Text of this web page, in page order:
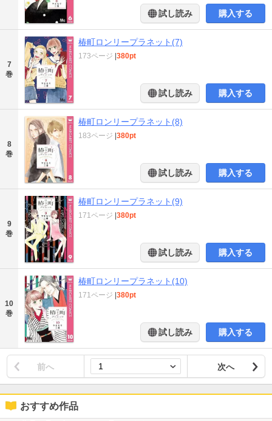
試し読み 購入する
7
巻
椿町ロンリープラネット(7)
173ページ 380pt
試し読み 購入する
8
巻
椿町ロンリープラネット(8)
183ページ 380pt
試し読み 購入する
9
巻
椿町ロンリープラネット(9)
171ページ 380pt
試し読み 購入する
10
巻
椿町ロンリープラネット(10)
171ページ 380pt
試し読み 購入する
前へ 次へ
おすすめ作品